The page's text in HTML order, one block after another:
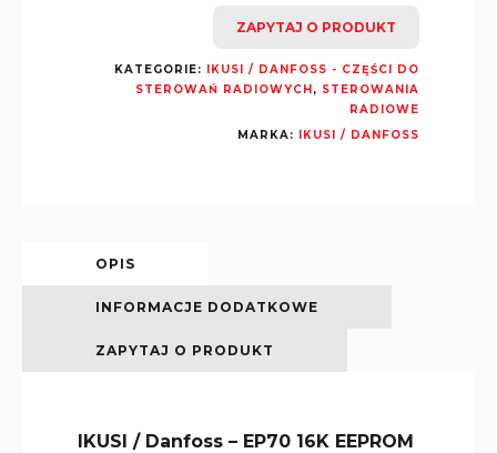
ZAPYTAJ O PRODUKT
KATEGORIE: IKUSI / DANFOSS - CZĘŚCI DO
STEROWAŃ RADIOWYCH, STEROWANIA
RADIOWE
MARKA: IKUSI / DANFOSS
OPIS
INFORMACJE DODATKOWE
ZAPYTAJ O PRODUKT
IKUSI / Danfoss – EP70 16K EEPROM